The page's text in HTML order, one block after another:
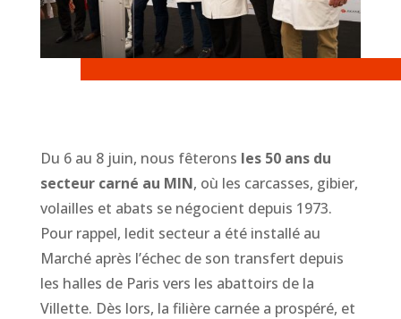
Du 6 au 8 juin, nous fêterons les 50 ans du
secteur carné au MIN, où les carcasses, gibier,
volailles et abats se négocient depuis 1973.
Pour rappel, ledit secteur a été installé au
Marché après l’échec de son transfert depuis
les halles de Paris vers les abattoirs de la
Villette. Dès lors, la filière carnée a prospéré, et